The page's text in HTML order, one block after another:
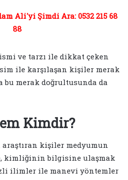
Ali'yi Şimdi Ara: 0532 215 68
88
ve tarzı ile dikkat çeken
ile karşılaşan kişiler merak
bu merak doğrultusunda da
Kimdir?
kişiler medyumun
kimliğinin bilgisine ulaşmak
ilimler ile manevi yöntemler